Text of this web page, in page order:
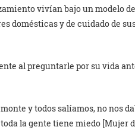
vivían bajo un modelo
domésticas y de cuidado de
al preguntarle por su vida
y todos salíamos, no nos
la gente tiene miedo [Mujer